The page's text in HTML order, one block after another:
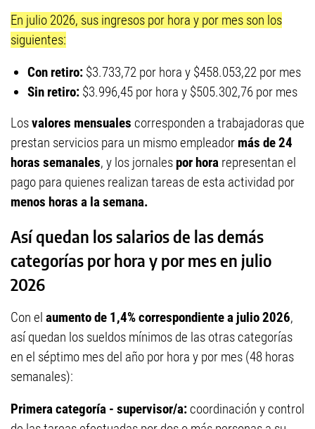
En julio 2026, sus ingresos por hora y por mes son los
siguientes:
Con retiro: $3.733,72 por hora y $458.053,22 por mes
Sin retiro: $3.996,45 por hora y $505.302,76 por mes
Losvalores mensuales corresponden a trabajadoras que
prestan servicios para un mismo empleador más de 24
horas semanales, y los jornales por hora representan el
pago para quienes realizan tareas de esta actividad por
menos horas a la semana.
Así quedan los salarios de las demás
categorías por hora y por mes en julio
2026
Con el aumento de 1,4% correspondiente a julio 2026,
así quedan los sueldos mínimos de las otras categorías
en el séptimo mes del año por hora y por mes (48 horas
semanales):
Primera categoría - supervisor/a: coordinación y control